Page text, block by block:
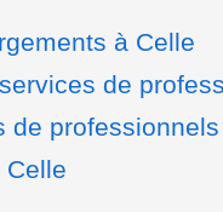
à Celle
de
de
Celle